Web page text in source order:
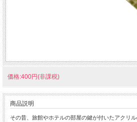
価格:400円(非課税)
商品説明
その昔、旅館やホテルの部屋の鍵が付いたアクリ